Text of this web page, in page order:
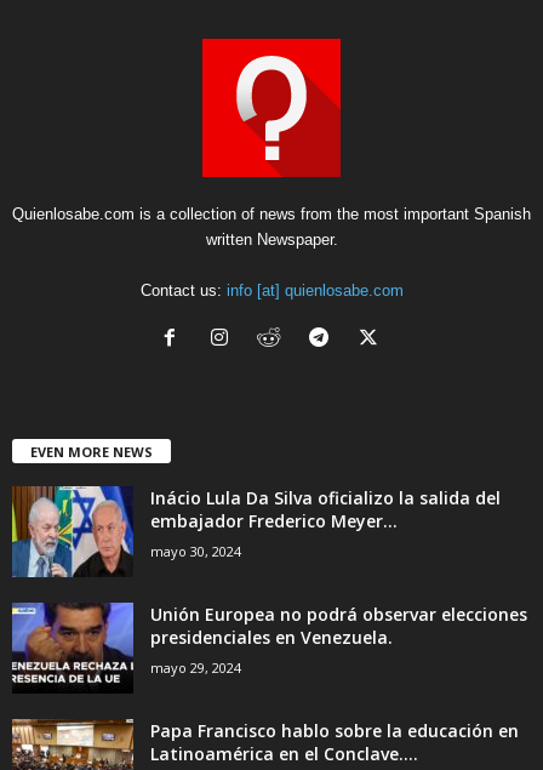
Quienlosabe.com is a collection of news from the most important Spanish
written Newspaper.
Contact us: info [at] quienlosabe.com
EVEN MORE NEWS
Inácio Lula Da Silva oficializo la salida del
embajador Frederico Meyer...
mayo 30, 2024
Unión Europea no podrá observar elecciones
presidenciales en Venezuela.
mayo 29, 2024
Papa Francisco hablo sobre la educación en
Latinoamérica en el Conclave....